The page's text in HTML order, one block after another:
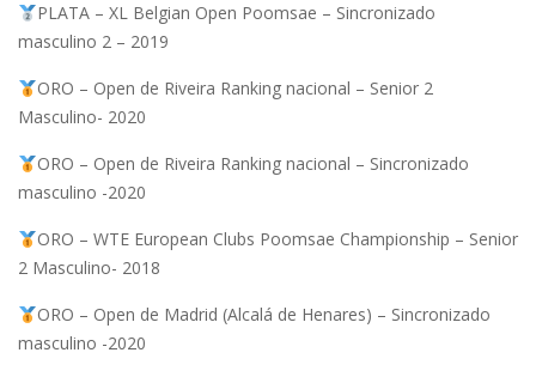
PLATA – XL Belgian Open Poomsae – Sincronizado
masculino 2 – 2019
ORO – Open de Riveira Ranking nacional – Senior 2
Masculino- 2020
ORO – Open de Riveira Ranking nacional – Sincronizado
masculino -2020
ORO – WTE European Clubs Poomsae Championship – Senior
2 Masculino- 2018
ORO – Open de Madrid (Alcalá de Henares) – Sincronizado
masculino -2020